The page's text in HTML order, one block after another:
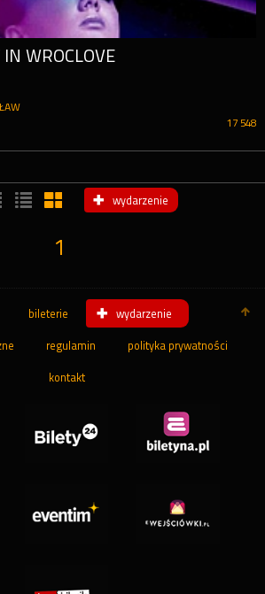
WROCLOVE
17 548
wydarzenie
1
bileterie wydarzenie
regulamin polityka prywatności
kontakt